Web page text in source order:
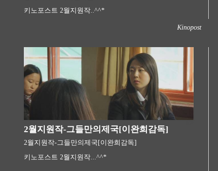
키노포스트 2월지원작..^^*
Kinopost
2월지원작-그들만의제국[이완희감독]
2월지원작-그들만의제국[이완희감독]
키노포스트 2월지원작...^^*